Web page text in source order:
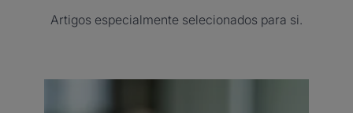
Artigos especialmente selecionados para si.